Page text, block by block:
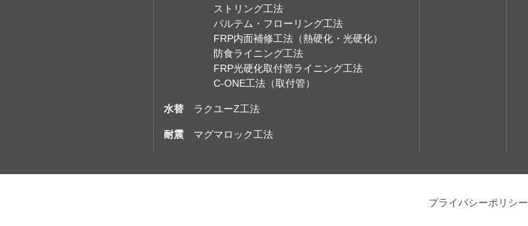
ストリング工法
パルテム・フローリング工法
FRP内面補修工法（熱硬化・光硬化）
防食ライニング工法
FRP光硬化取付管ライニング工法
C-ONE工法（取付管）
水替 ラクユーZ工法
耐震 マグマロック工法
プライバシーポリシー